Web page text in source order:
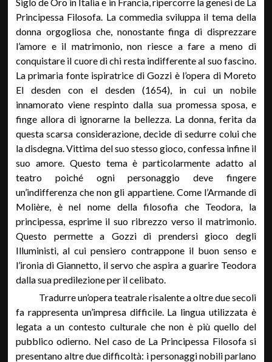
Principessa Filosofa. La commedia sviluppa il tema della
donna orgogliosa che, nonostante finga di disprezzare
l’amore e il matrimonio, non riesce a fare a meno di
conquistare il cuore di chi resta indifferente al suo fascino.
La primaria fonte ispiratrice di Gozzi è l’opera di Moreto
El desden con el desden (1654), in cui un nobile
innamorato viene respinto dalla sua promessa sposa, e
finge allora di ignorarne la bellezza. La donna, ferita da
questa scarsa considerazione, decide di sedurre colui che
la disdegna. Vittima del suo stesso gioco, confessa infine il
suo amore. Questo tema è particolarmente adatto al
teatro poiché ogni personaggio deve fingere
un’indifferenza che non gli appartiene. Come l’Armande di
Molière, è nel nome della filosofia che Teodora, la
principessa, esprime il suo ribrezzo verso il matrimonio.
Questo permette a Gozzi di prendersi gioco degli
Illuministi, al cui pensiero contrappone il buon senso e
l’ironia di Giannetto, il servo che aspira a guarire Teodora
dalla sua predilezione per il celibato.
Tradurre un’opera teatrale risalente a oltre due secoli
fa rappresenta un’impresa difficile. La lingua utilizzata è
legata a un contesto culturale che non è più quello del
pubblico odierno. Nel caso de La Principessa Filosofa si
presentano altre due difficoltà: i personaggi nobili parlano